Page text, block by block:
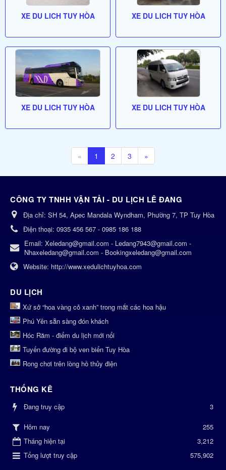
XE DU LICH TUY HÒA XE DU LICH TUY HÒA
XE DU LICH TUY HÒA XE DU LICH TUY HÒA
« 1 2 3 »
CÔNG TY TNHH VẬN TẢI - DU LỊCH LÊ ĐANG
Địa chỉ: SH 54, Apec Mandala Wyndham, Phường 7, TP Tuy Hòa
Điện thoại: 0935 456 567 - 0985 186 188
Email: Xeledang@gmail.com - Ledang7943@gmail.com -
Nhaxeledang@gmail.com - Bookingxeledang@gmail.com
Website: http://www.xedulichtuyhoa.com
DU LỊCH
Xứ sở “hoa vàng cỏ xanh” trong mắt các hoa hậu
Phú Yên sẵn sàng đón khách
Hóc Răm - điểm du lịch mới nổi
Tuyến đường đi bộ ven biển Tuy Hòa
Rong chơi trên lòng hồ thủy điện
THỐNG KÊ
Đang truy cập 3
Hôm nay
255
Tháng hiện tại
3,212
Tổng lượt truy cập
575,902